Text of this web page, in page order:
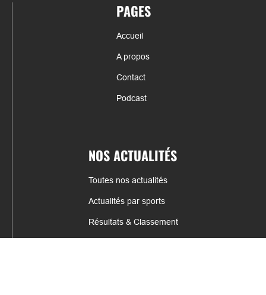
PAGES
Accueil
A propos
Contact
Podcast
NOS ACTUALITÉS
Toutes nos actualités
Actualités par sports
Résultats & Classement